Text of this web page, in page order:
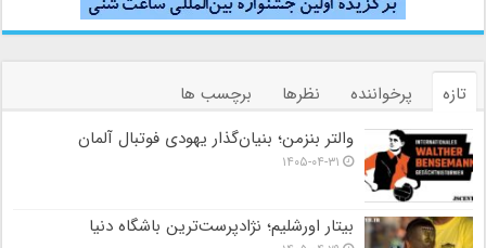
تازه پرخواننده نظرها
برچسب ها
والتر بنزمن؛ بنیان‌گذار یهودی فوتبال آلمان
۱۴۰۵-۰۴-۳۱
بیتار اورشلیم؛ نژادپرست‌ترین باشگاه دنیا